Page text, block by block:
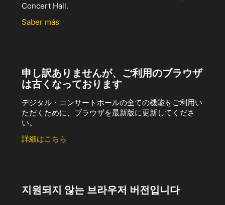
Concert Hall.
Saber más
申し訳ありませんが、ご利用のブラウザ
は古くなっております
デジタル・コンサートホールの全ての機能をご利用い
ただくために、ブラウザを最新版に更新してくださ
い。
詳細はこちら
지원되지 않는 브라우저 버전입니다